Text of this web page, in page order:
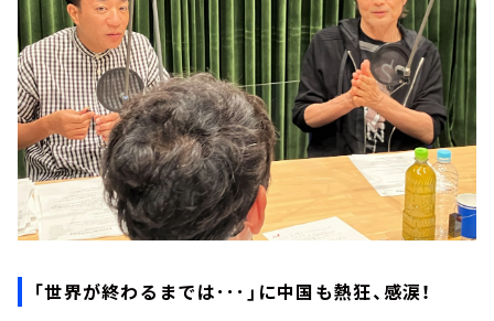
「世界が終わるまでは･･･」に中国も熱狂、感涙！